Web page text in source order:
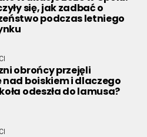
się, jak zadbać o
podczas letniego
obrońcy przejęli
boiskiem i dlaczego
odeszła do lamusa?